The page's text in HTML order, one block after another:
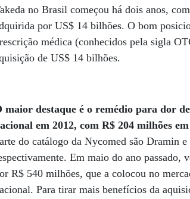
no Brasil começou há dois anos,
por US$ 14 bilhões. O bom
médica (conhecidos pela sigla
de US$ 14 bilhões.
maior destaque é o remédio para dor
em 2012, com R$ 204 milhões
do catálogo da Nycomed são Dramin
Em maio do ano passado,
R$ 540 milhões, que a colocou no
Para tirar mais benefícios da